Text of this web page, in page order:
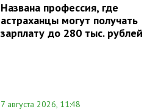
Названа профессия, где
астраханцы могут получать
зарплату до 280 тыс. рублей
7 августа 2026, 11:48